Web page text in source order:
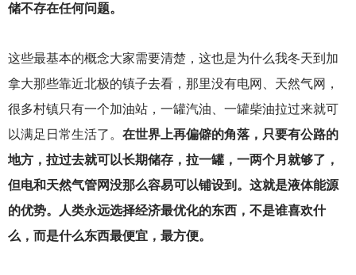
储不存在任何问题。
这些最基本的概念大家需要清楚，这也是为什么我冬天到加
拿大那些靠近北极的镇子去看，那里没有电网、天然气网，
很多村镇只有一个加油站，一罐汽油、一罐柴油拉过来就可
以满足日常生活了。 在世界上再偏僻的角落，只要有公路的
地方，拉过去就可以长期储存，拉一罐，一两个月就够了，
但电和天然气管网没那么容易可以铺设到。这就是液体能源
的优势。人类永远选择经济最优化的东西，不是谁喜欢什
么，而是什么东西最便宜，最方便。